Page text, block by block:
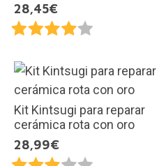
28,45€
Kit Kintsugi para reparar
cerámica rota con oro
28,99€